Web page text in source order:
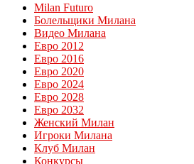
Milan Futuro
Болельщики Милана
Видео Милана
Евро 2012
Евро 2016
Евро 2020
Евро 2024
Евро 2028
Евро 2032
Женский Милан
Игроки Милана
Клуб Милан
Конкурсы